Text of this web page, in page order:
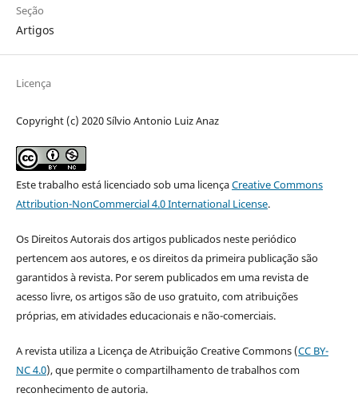
Seção
Artigos
Licença
Copyright (c) 2020 Sílvio Antonio Luiz Anaz
Este trabalho está licenciado sob uma licençaCreative Commons
Attribution-NonCommercial 4.0 International License.
Os Direitos Autorais dos artigos publicados neste periódico
pertencem aos autores, e os direitos da primeira publicação são
garantidos à revista. Por serem publicados em uma revista de
acesso livre, os artigos são de uso gratuito, com atribuições
próprias, em atividades educacionais e não-comerciais.
A revista utiliza a Licença de Atribuição Creative Commons (CC BY-
NC 4.0), que permite o compartilhamento de trabalhos com
reconhecimento de autoria.